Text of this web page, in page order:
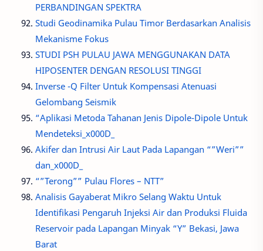
PERBANDINGAN SPEKTRA
Studi Geodinamika Pulau Timor Berdasarkan Analisis
Mekanisme Fokus
STUDI PSH PULAU JAWA MENGGUNAKAN DATA
HIPOSENTER DENGAN RESOLUSI TINGGI
Inverse -Q Filter Untuk Kompensasi Atenuasi
Gelombang Seismik
“Aplikasi Metoda Tahanan Jenis Dipole-Dipole Untuk
Mendeteksi_x000D_
Akifer dan Intrusi Air Laut Pada Lapangan “”Weri””
dan_x000D_
“”Terong”” Pulau Flores – NTT”
Analisis Gayaberat Mikro Selang Waktu Untuk
Identifikasi Pengaruh Injeksi Air dan Produksi Fluida
Reservoir pada Lapangan Minyak “Y” Bekasi, Jawa
Barat